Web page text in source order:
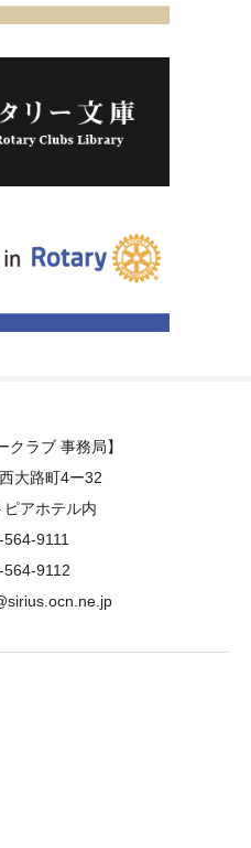
クラブ 事務局】
大路町4ー32
アホテル内
9111
564-9112